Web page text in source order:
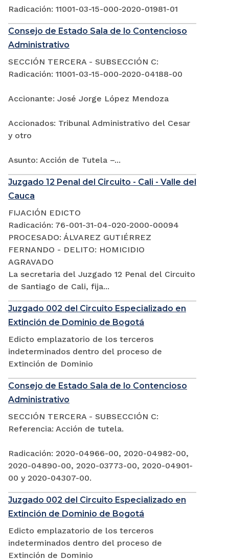
Radicación: 11001-03-15-000-2020-01981-01
Consejo de Estado Sala de lo Contencioso
Administrativo
SECCIÓN TERCERA - SUBSECCIÓN C:
Radicación: 11001-03-15-000-2020-04188-00
Accionante: José Jorge López Mendoza
Accionados: Tribunal Administrativo del Cesar
y otro
Asunto: Acción de Tutela –...
Juzgado 12 Penal del Circuito - Cali - Valle del
Cauca
FIJACIÓN EDICTO
Radicación: 76-001-31-04-020-2000-00094
PROCESADO: ÁLVAREZ GUTIÉRREZ
FERNANDO - DELITO: HOMICIDIO
AGRAVADO
La secretaria del Juzgado 12 Penal del Circuito
de Santiago de Cali, fija...
Juzgado 002 del Circuito Especializado en
Extinción de Dominio de Bogotá
Edicto emplazatorio de los terceros
indeterminados dentro del proceso de
Extinción de Dominio
Consejo de Estado Sala de lo Contencioso
Administrativo
SECCIÓN TERCERA - SUBSECCIÓN C:
Referencia: Acción de tutela.
Radicación: 2020-04966-00, 2020-04982-00,
2020-04890-00, 2020-03773-00, 2020-04901-
00 y 2020-04307-00.
Juzgado 002 del Circuito Especializado en
Extinción de Dominio de Bogotá
Edicto emplazatorio de los terceros
indeterminados dentro del proceso de
Extinción de Dominio